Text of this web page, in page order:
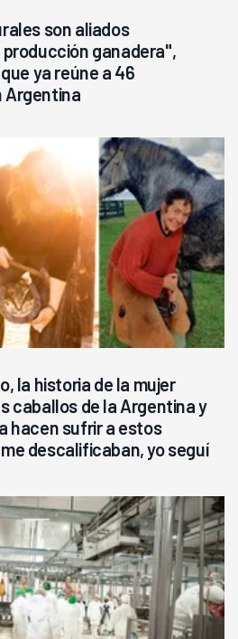
son aliados
ganadera",
ya reúne a 46
Argentina
la historia de la mujer
caballos de la Argentina y
hacen sufrir a estos
descalificaban, yo seguí